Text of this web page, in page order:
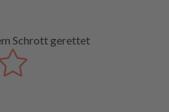
Schrott gerettet